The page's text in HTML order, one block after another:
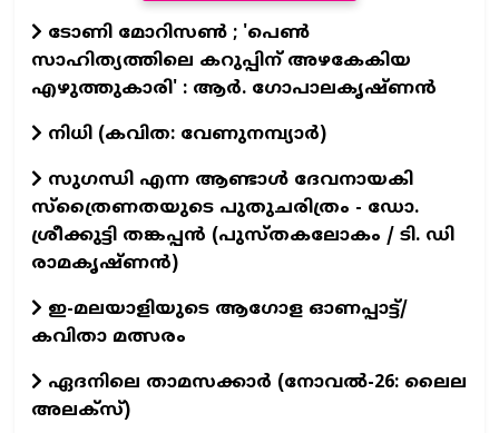
ടോണി മോറിസൺ ; 'പെൺ
സാഹിത്യത്തിലെ കറുപ്പിന് അഴകേകിയ
എഴുത്തുകാരി' : ആർ. ഗോപാലകൃഷ്ണൻ
നിധി (കവിത: വേണുനമ്പ്യാർ)
സുഗന്ധി എന്ന ആണ്ടാള്‍ ദേവനായകി
സ്ത്രൈണതയുടെ പുതുചരിത്രം - ഡോ.
ശ്രീക്കുട്ടി തങ്കപ്പന്‍ (പുസ്തകലോകം / ടി. ഡി
രാമകൃഷ്ണന്‍)
ഇ-മലയാളിയുടെ ആഗോള ഓണപ്പാട്ട്/
കവിതാ മത്സരം
ഏദനിലെ താമസക്കാർ (നോവല്‍-26: ലൈല
അലക്‌സ്)